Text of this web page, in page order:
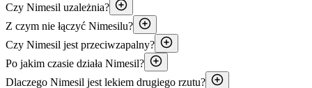
Czy Nimesil uzależnia?
Z czym nie łączyć Nimesilu?
Czy Nimesil jest przeciwzapalny?
Po jakim czasie działa Nimesil?
Dlaczego Nimesil jest lekiem drugiego rzutu?